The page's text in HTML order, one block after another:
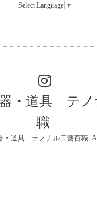
Select Language ▼
・道具 テノ
職
・道具 テノナル工藝百職.